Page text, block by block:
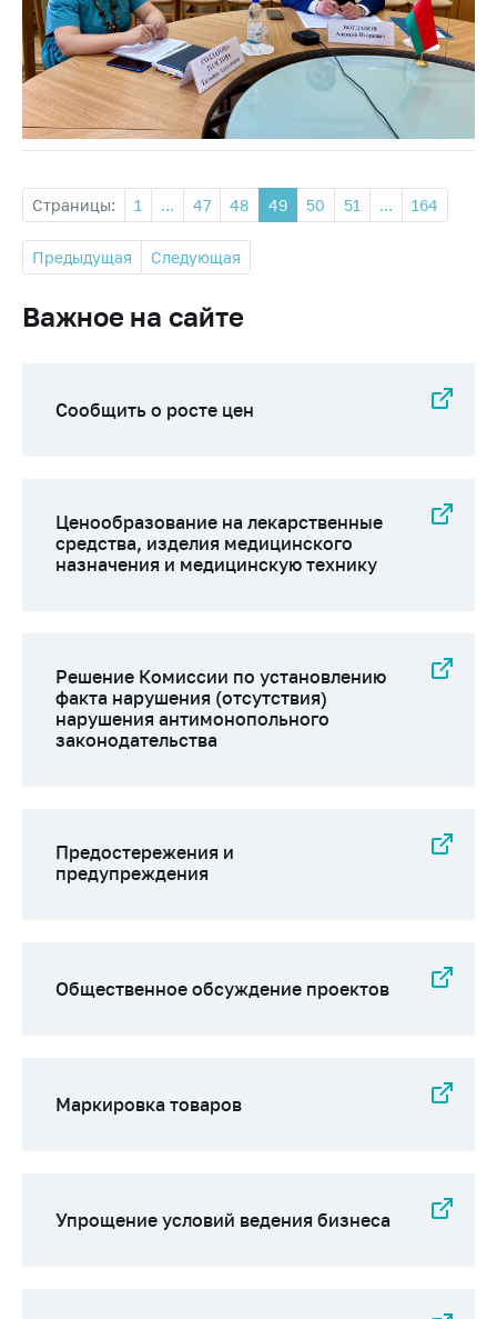
Страницы: 1 ... 47 48 49 50 51 ... 164
Предыдущая Следующая
Важное на сайте
Сообщить о росте цен
Ценообразование на лекарственные
средства, изделия медицинского
назначения и медицинскую технику
Решение Комиссии по установлению
факта нарушения (отсутствия)
нарушения антимонопольного
законодательства
Предостережения и
предупреждения
Общественное обсуждение проектов
Маркировка товаров
Упрощение условий ведения бизнеса